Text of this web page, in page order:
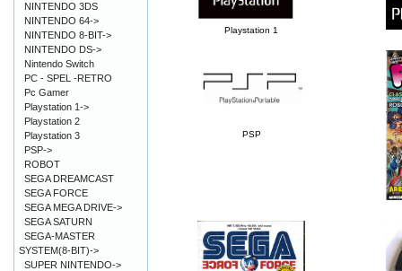
Playstation 1
PSP
NINTENDO 3DS
NINTENDO 64->
NINTENDO 8-BIT->
NINTENDO DS->
Nintendo Switch
PC - SPEL -RETRO
Pc Gamer
Playstation 1->
Playstation 2
Playstation 3
PSP->
ROBOT
SEGA DREAMCAST
SEGA FORCE
SEGA MEGA DRIVE->
SEGA SATURN
SEGA-MASTER
SYSTEM(8-BIT)->
SUPER NINTENDO->